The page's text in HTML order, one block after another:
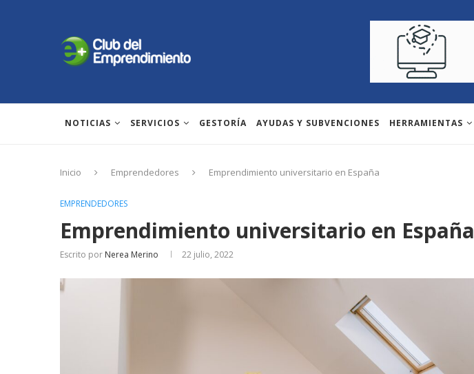
NOTICIAS SERVICIOS GESTORÍA AYUDAS Y SUBVENCIONES HERRAMIENTAS
Inicio Emprendedores Emprendimiento universitario en España
EMPRENDEDORES
Emprendimiento universitario en España
Escrito por Nerea Merino 22 julio, 2022